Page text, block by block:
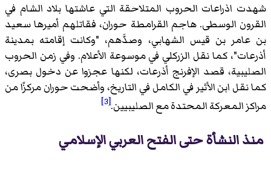
شهدت اذراعات الحروب المتلاحقة التي عاشتها بلاد الشام في
القرون الوسطى. هاجم القرامطة حوران، فقاتلهم أميرها سعيد
بن عامر بن قيس الشهابي، وصدَّهم، "وكانت إقامته بمدينة
أذرعات"، كما نقل الزركلي في موسوعة الأعلام. وفي زمن الحروب
الصليبية، قصد الإفرنج أذرعات، لكنها عجزوا عن دخول بصرى،
كما نقل ابن الأثير في الكامل في التاريخ، وأضحت حوران مركزًا من
مراكز المعركة المحتدة مع الصليبيين.[3]
منذ النشأة حتى الفتح العربي الإسلامي